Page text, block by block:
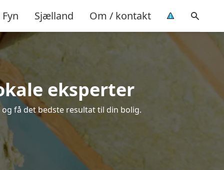
Fyn Sjælland Om / kontakt
eksperter
få det bedste resultat til din bolig.